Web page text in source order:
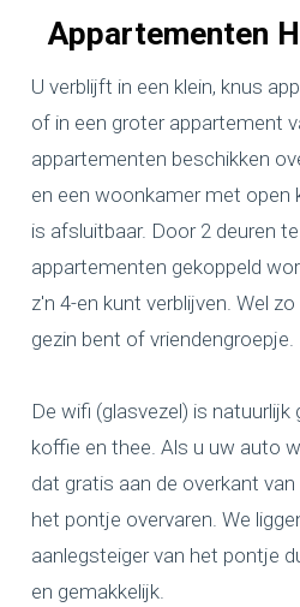
Appartementen
U verblijft in een klein, knus
of in een groter appartement
appartementen beschikken
en een woonkamer met open
is afsluitbaar. Door 2 deuren
appartementen gekoppeld
z'n 4-en kunt verblijven. Wel
gezin bent of vriendengroepje.
De wifi (glasvezel) is
koffie en thee. Als u uw auto
dat gratis aan de overkant
het pontje overvaren. We
aanlegsteiger van het pontje
en gemakkelijk.